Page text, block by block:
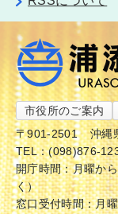
市役所のご案内
〒901-2501
沖縄
TEL：(098)876-
開庁時間：月曜か
く）
窓口受付時間：月